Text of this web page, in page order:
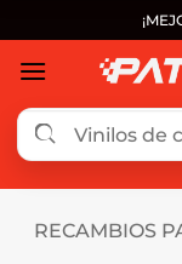
al
contenido
RECAMBIOS